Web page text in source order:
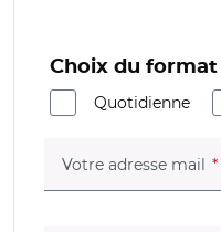
Choix du format
Quotidienne
Votre adresse mail